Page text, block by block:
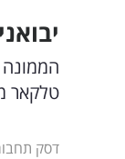
טלקאר
דסק